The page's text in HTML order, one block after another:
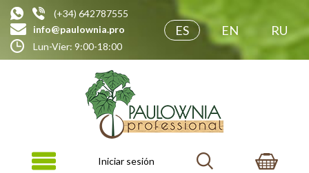
(+34) 642787555
info@paulownia.pro
Lun-Vier: 9:00-18:00
ES EN RU
Iniciar sesión